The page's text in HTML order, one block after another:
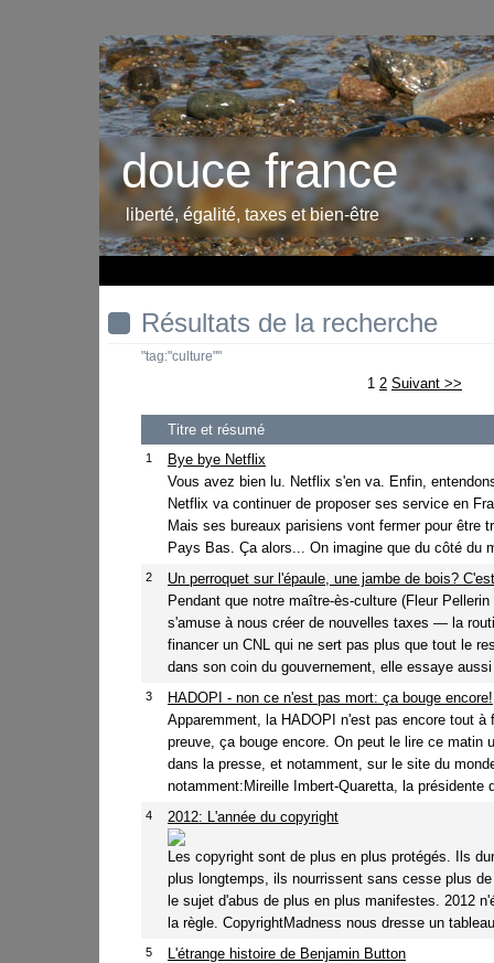
douce france
liberté, égalité, taxes et bien-être
Résultats de la recherche
"tag:"culture""
1 2 Suivant >>
Titre et résumé
1
Bye bye Netflix
Vous avez bien lu. Netflix s'en va. Enfin,
Netflix va continuer de proposer ses service en
Mais ses bureaux parisiens vont fermer pour être
Pays Bas. Ça alors... On imagine que du côté du
2
Un perroquet sur l'épaule, une jambe de bois?
Pendant que notre maître-ès-culture (Fleur
s'amuse à nous créer de nouvelles taxes — la
financer un CNL qui ne sert pas plus que tout le
dans son coin du gouvernement, elle essaye
3
HADOPI - non ce n'est pas mort: ça bouge encore!
Apparemment, la HADOPI n'est pas encore tout à
preuve, ça bouge encore. On peut le lire ce matin
dans la presse, et notamment, sur le site du
notamment:Mireille Imbert-Quaretta, la présidente
4 2012: L'année du copyright
Les copyright sont de plus en plus protégés. Ils
plus longtemps, ils nourrissent sans cesse plus
le sujet d'abus de plus en plus manifestes. 2012
la règle. CopyrightMadness nous dresse un
5
L'étrange histoire de Benjamin Button